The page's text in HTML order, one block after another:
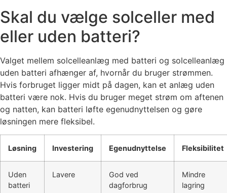
Skal du vælge solceller med
eller uden batteri?
Valget mellem solcelleanlæg med batteri og solcelleanlæg
uden batteri afhænger af, hvornår du bruger strømmen.
Hvis forbruget ligger midt på dagen, kan et anlæg uden
batteri være nok. Hvis du bruger meget strøm om aftenen
og natten, kan batteri løfte egenudnyttelsen og gøre
løsningen mere fleksibel.
Løsning Investering Egenudnyttelse Fleksibilitet
Uden
batteri
Lavere
God ved
dagforbrug
Mindre
lagring